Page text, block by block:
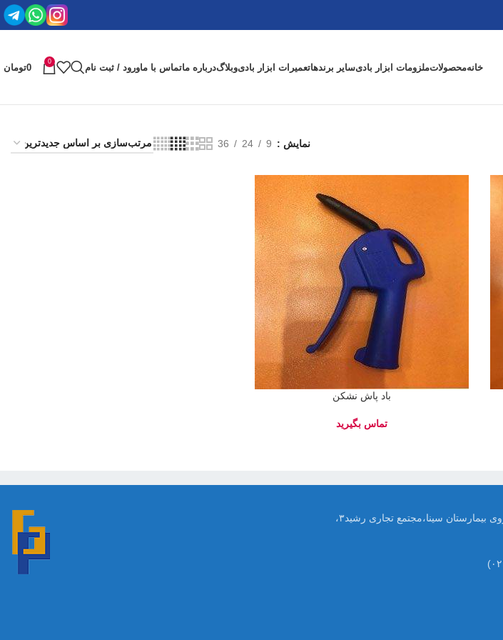
خانهمحصولاتملزومات ابزار بادیسایر برندهاتعمیرات ابزار بادیوبلاگدرباره ماتماس با ماورود / ثبت نام
0
0تومان
نمایش 9
24
36
باد پاش نشکن
تهران ،خیابان امام خمینی،روبروی بیمارستان سینا،مجتمع تجاری رشید۳،